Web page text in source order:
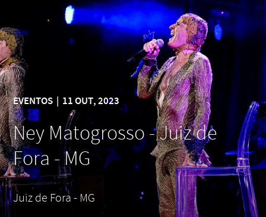
EVENTOS | 11 OUT, 2023
Ney Matogrosso - Juiz de
Fora - MG
Juiz de Fora - MG